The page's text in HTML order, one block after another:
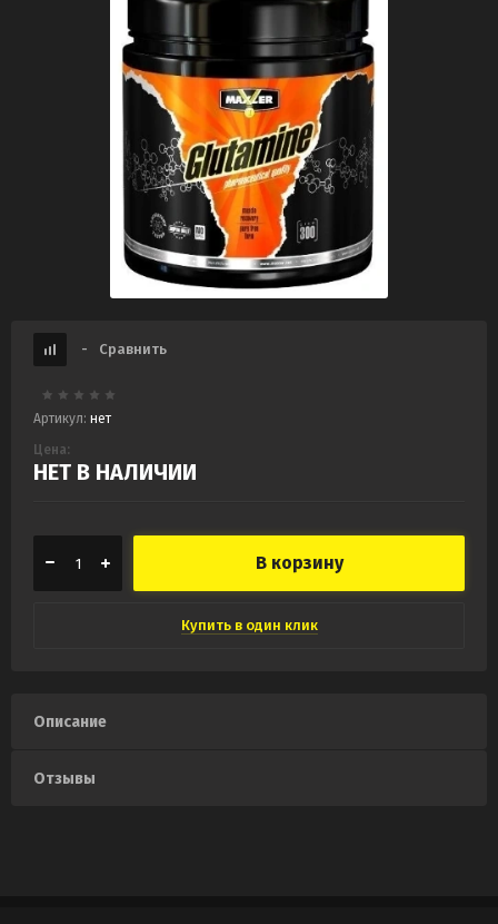
- Сравнить
Артикул: нет
Цена:
НЕТ В НАЛИЧИИ
В корзину
Купить в один клик
Описание
Отзывы